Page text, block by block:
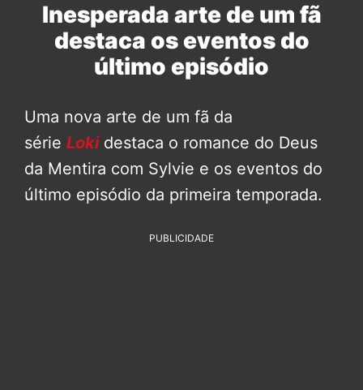
Inesperada arte de um fã
destaca os eventos do
último episódio
Uma nova arte de um fã da
série Lokidestaca o romance do Deus
da Mentira com Sylvie e os eventos do
último episódio da primeira temporada.
PUBLICIDADE